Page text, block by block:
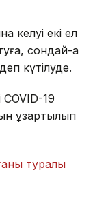
келуі екі ел
сондай-ақ
күтілуде.
19
ұзартылып
туралы